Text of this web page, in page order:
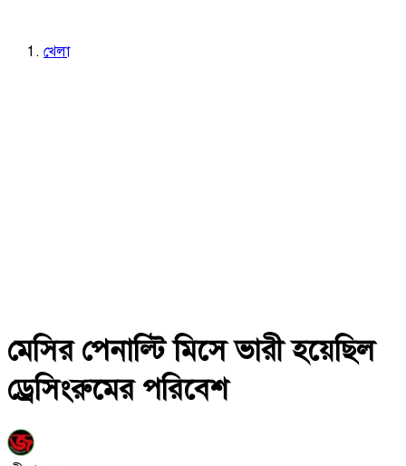
খেলা
মেসির পেনাল্টি মিসে ভারী হয়েছিল
ড্রেসিংরুমের পরিবেশ